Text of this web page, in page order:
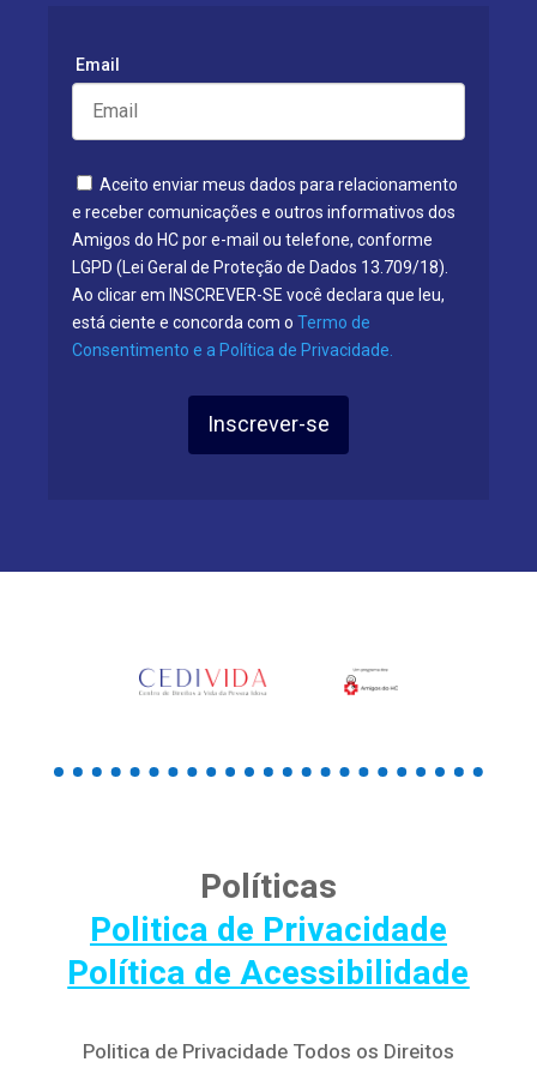
Email
Aceito enviar meus dados para relacionamento
e receber comunicações e outros informativos dos
Amigos do HC por e-mail ou telefone, conforme
LGPD (Lei Geral de Proteção de Dados 13.709/18).
Ao clicar em INSCREVER-SE você declara que leu,
está ciente e concorda com o Termo de
Consentimento e a Política de Privacidade.
Inscrever-se
Políticas
Politica de Privacidade
Política de Acessibilidade
Politica de Privacidade Todos os Direitos